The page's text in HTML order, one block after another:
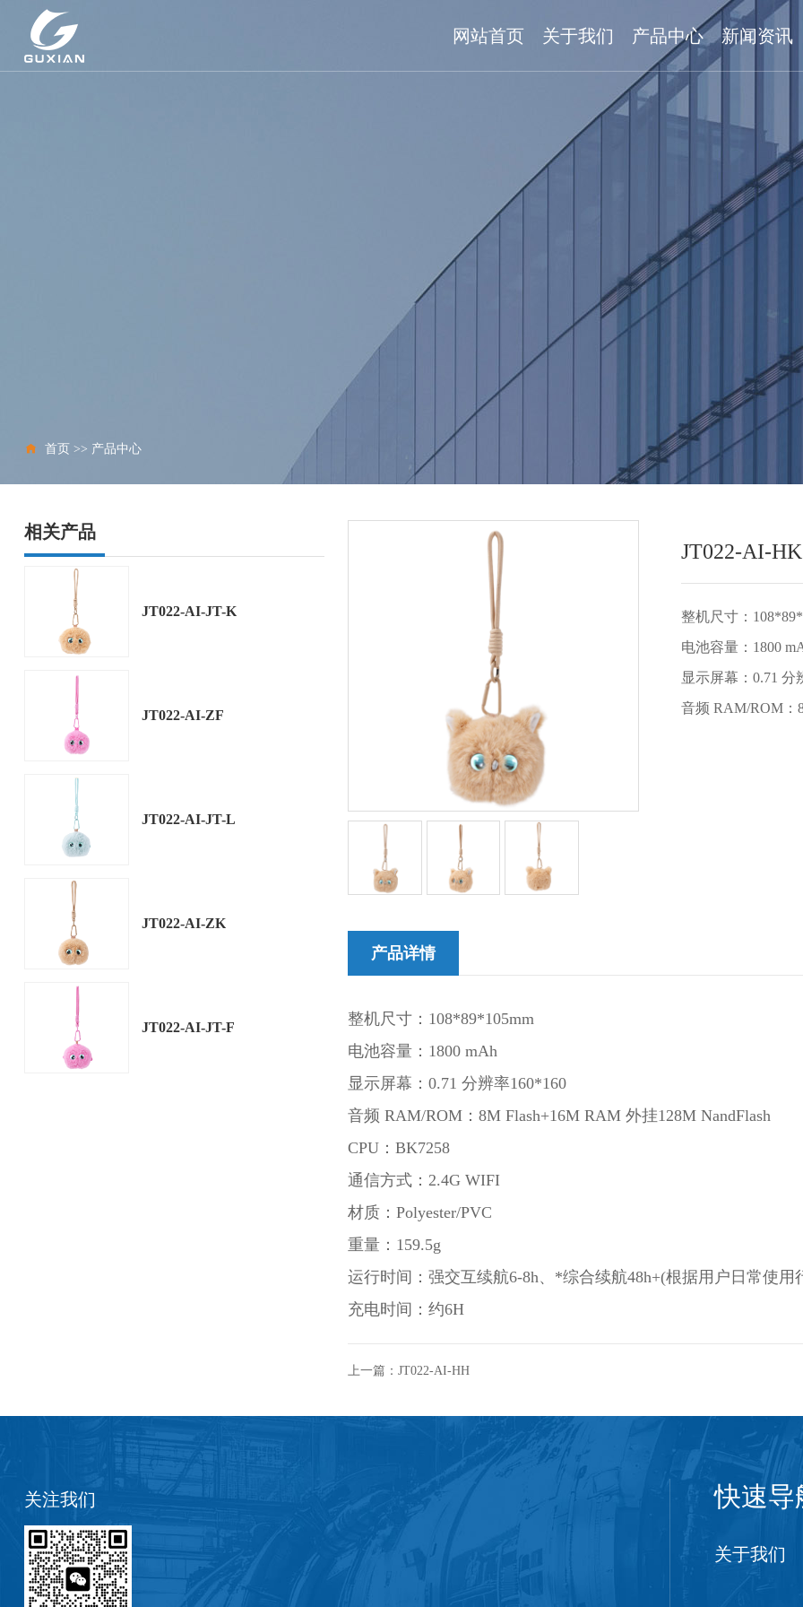
网站首页 关于我们 产品中心 新闻资讯
首页 >> 产品中心
相关产品
JT022-AI-JT-K
JT022-AI-ZF
JT022-AI-JT-L
JT022-AI-ZK
JT022-AI-JT-F
JT022-AI-HK
整机尺寸：
电池容量：1800
显示屏幕：0.71 分
音频 RAM/ROM：
产品详情
整机尺寸：108*89*105mm
电池容量：1800 mAh
显示屏幕：0.71 分辨率160*160
音频 RAM/ROM：8M Flash+16M RAM 外挂128M NandFlash
CPU：BK7258
通信方式：2.4G WIFI
材质：Polyester/PVC
重量：159.5g
运行时间：强交互续航6-8h、*综合续航48h+(根据用户日常使用
充电时间：约6H
上一篇：JT022-AI-HH
关注我们 快速导
关于我们